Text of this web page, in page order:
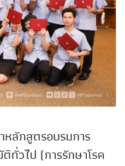
หลักสูตรอบรมการ
ทั่วไป (การรักษาโรค